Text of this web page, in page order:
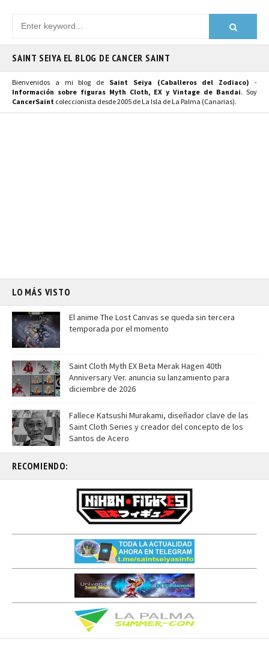
SAINT SEIYA EL BLOG DE CANCER SAINT
Bienvenidos a mi blog de Saint Seiya (Caballeros del Zodiaco) -
Información sobre figuras Myth Cloth, EX y Vintage de Bandai. Soy
CancerSaint coleccionista desde 2005 de La Isla de La Palma (Canarias).
LO MÁS VISTO
El anime The Lost Canvas se queda sin tercera
temporada por el momento
Saint Cloth Myth EX Beta Merak Hagen 40th
Anniversary Ver. anuncia su lanzamiento para
diciembre de 2026
Fallece Katsushi Murakami, diseñador clave de las
Saint Cloth Series y creador del concepto de los
Santos de Acero
RECOMIENDO: